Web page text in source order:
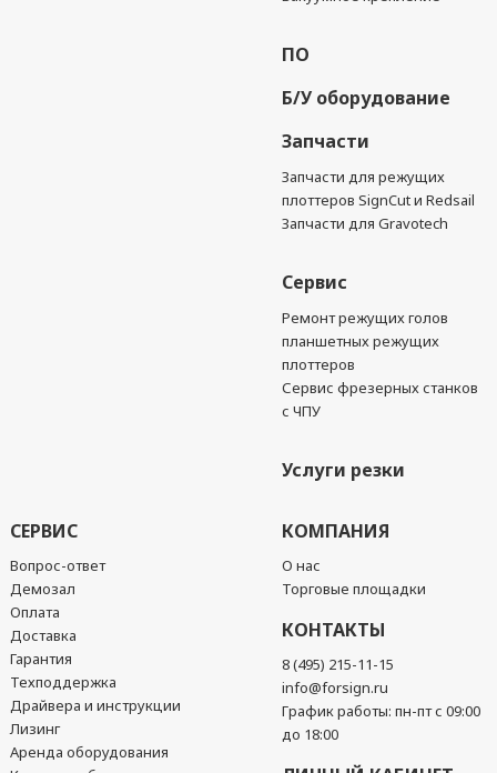
ПО
Б/У оборудование
Запчасти
Запчасти для режущих
плоттеров SignCut и Redsail
Запчасти для Gravotech
Сервис
Ремонт режущих голов
планшетных режущих
плоттеров
Сервис фрезерных станков
с ЧПУ
Услуги резки
СЕРВИС
Вопрос-ответ
Демозал
Оплата
Доставка
Гарантия
Техподдержка
Драйвера и инструкции
Лизинг
Аренда оборудования
КОМПАНИЯ
О нас
Торговые площадки
КОНТАКТЫ
8 (495) 215-11-15
info@forsign.ru
График работы: пн-пт с 09:00
до 18:00